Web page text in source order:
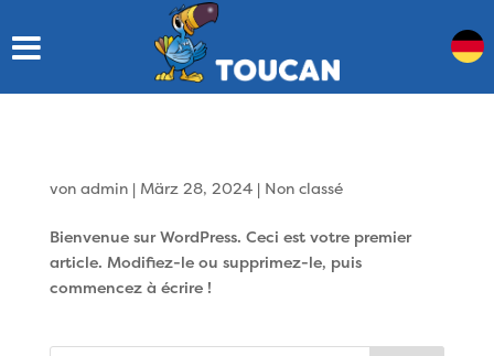
von admin| März 28, 2024| Non classé
Bienvenue sur WordPress. Ceci est votre premier
article. Modifiez-le ou supprimez-le, puis
commencez à écrire !